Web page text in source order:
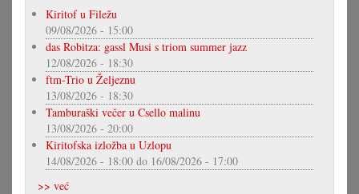
Kiritof u Filežu
09/08/2026 - 15:00
das Robitza: gassl Musi s triom summer jazz
12/08/2026 - 18:30
ftm-Trio u Željeznu
13/08/2026 - 18:30
Tamburaški večer u Csello malinu
13/08/2026 - 20:00
Kiritofska izložba u Uzlopu
14/08/2026 - 18:00 do 16/08/2026 - 17:00
>> već